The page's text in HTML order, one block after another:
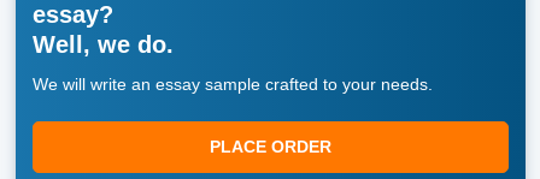
essay?
Well, we do.
We will write an essay sample crafted to your needs.
PLACE ORDER